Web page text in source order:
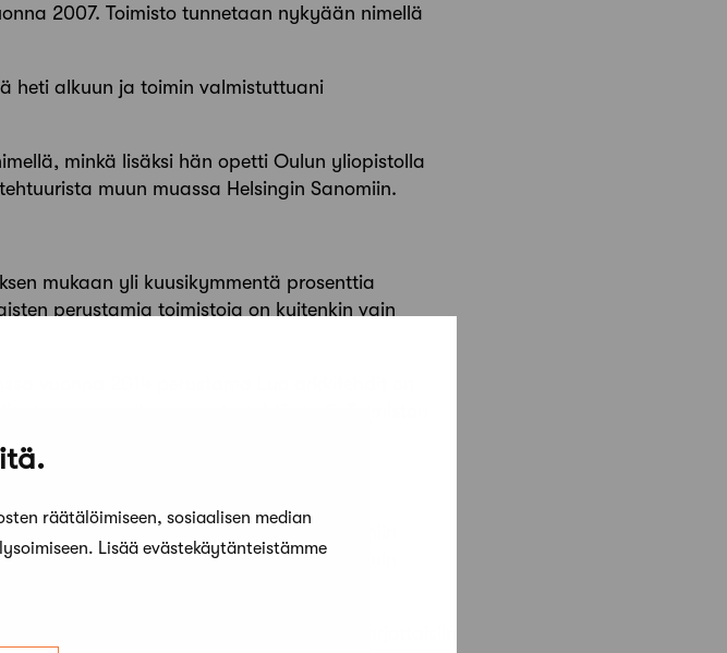
räätälöimiseen, sosiaalisen median
Lisää evästekäytänteistämme
2007. Toimisto tunnetaan nykyään nimellä
heti alkuun ja toimin valmistuttuani
minkä lisäksi hän opetti Oulun yliopistolla
muun muassa Helsingin Sanomiin.
mukaan yli kuusikymmentä prosenttia
perustamia toimistoja on kuitenkin vain
samaan aikaan opetustehtävissä. Toimiston
voi perustaa”, Kuittinen sanoo.
innokas ja lujatahtoinen tahansa, niin
aina muita ihmisiä. Niin vertaisia kuin
ja ammatillisia mahdollisuuksia tarjottaisiin